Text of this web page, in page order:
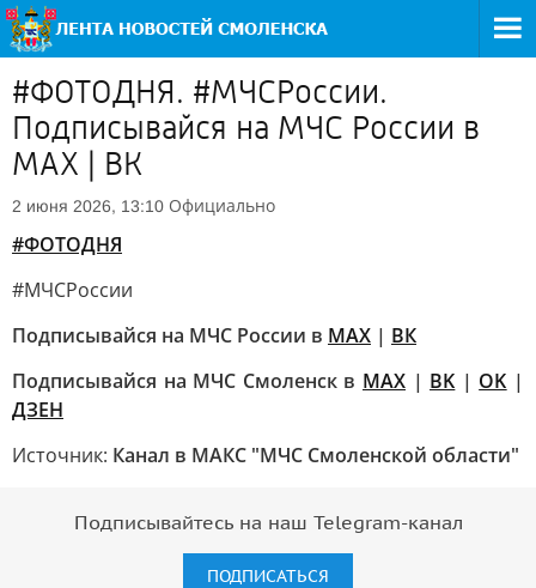
#ФОТОДНЯ. #МЧСРоссии.
Подписывайся на МЧС России в
MAX | ВК
2 июня 2026, 13:10 Официально
#ФОТОДНЯ
#МЧСРоссии
Подписывайся на МЧС России в MAX | ВК
Подписывайся на МЧС Смоленск в MAX | BK | OK |
ДЗЕН
Источник: Канал в МАКС "МЧС Смоленской области"
Подписывайтесь на наш Telegram-канал
ПОДПИСАТЬСЯ